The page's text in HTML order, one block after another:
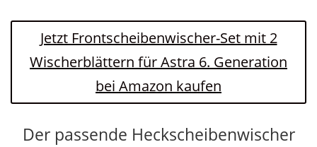
Jetzt Frontscheibenwischer-Set mit 2
Wischerblättern für Astra 6. Generation
bei Amazon kaufen
Der passende Heckscheibenwischer